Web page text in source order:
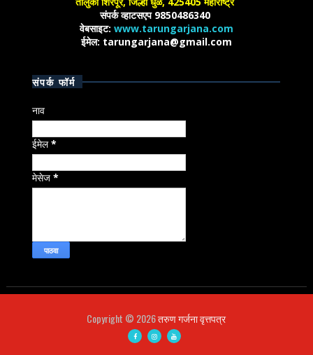
संपर्क व्हाटसएप 9850486340
वेबसाइट: www.tarungarjana.com
ईमेल: tarungarjana@gmail.com
संपर्क फॉर्म
नाव
ईमेल*
मेसेज*
Copyright © 2026तरुण गर्जना वृत्तपत्र